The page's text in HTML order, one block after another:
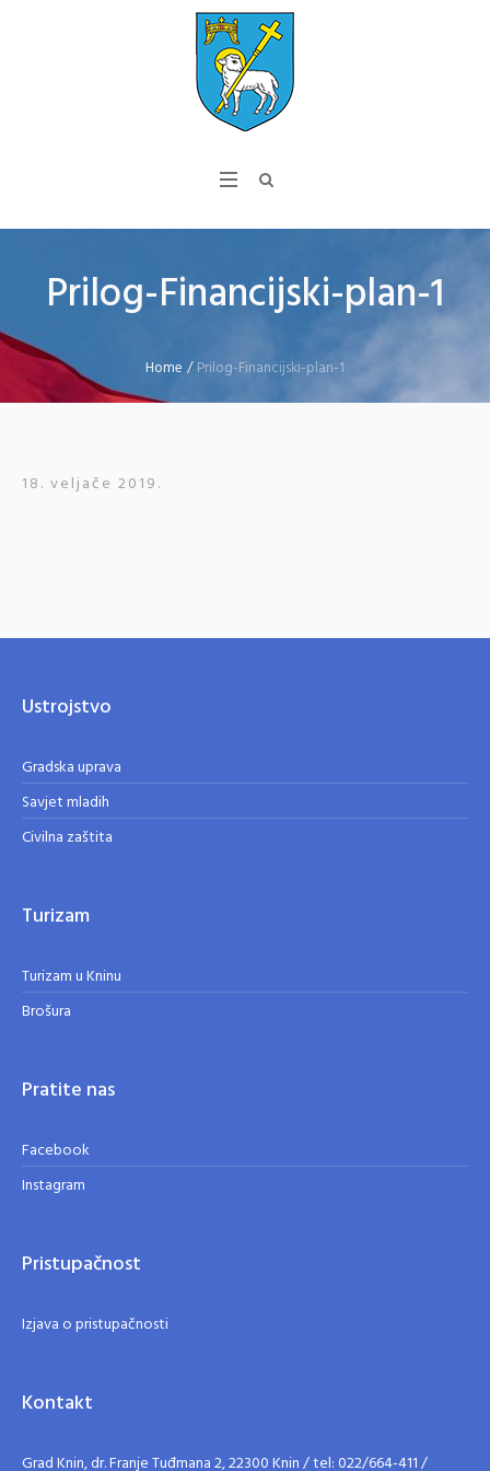
Prilog-Financijski-plan-1
Home /Prilog-Financijski-plan-1
18. veljače 2019.
Ustrojstvo
Gradska uprava
Savjet mladih
Civilna zaštita
Turizam
Turizam u Kninu
Brošura
Pratite nas
Facebook
Instagram
Pristupačnost
Izjava o pristupačnosti
Kontakt
Grad Knin, dr. Franje Tuđmana 2, 22300 Knin / tel: 022/664-411 /